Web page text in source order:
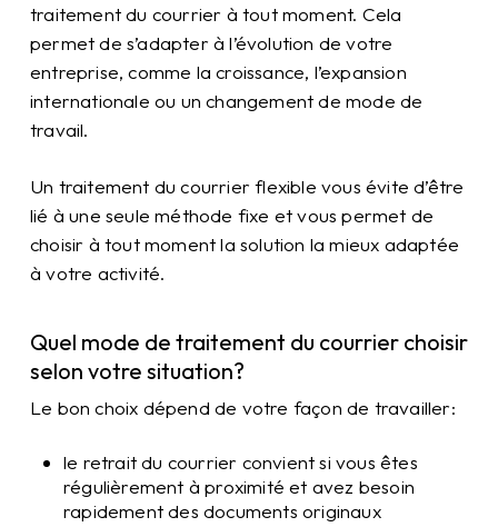
traitement du courrier à tout moment. Cela
permet de s’adapter à l’évolution de votre
entreprise, comme la croissance, l’expansion
internationale ou un changement de mode de
travail.
Un traitement du courrier flexible vous évite d’être
lié à une seule méthode fixe et vous permet de
choisir à tout moment la solution la mieux adaptée
à votre activité.
Quel mode de traitement du courrier choisir
selon votre situation?
Le bon choix dépend de votre façon de travailler:
le retrait du courrier convient si vous êtes
régulièrement à proximité et avez besoin
rapidement des documents originaux